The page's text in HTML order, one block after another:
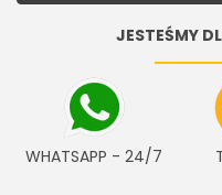
JESTEŚMY
WHATSAPP - 24/7